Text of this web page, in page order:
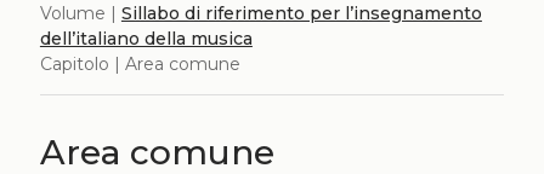
Volume | Sillabo di riferimento per l’insegnamento
dell’italiano della musica
Capitolo | Area comune
Area comune